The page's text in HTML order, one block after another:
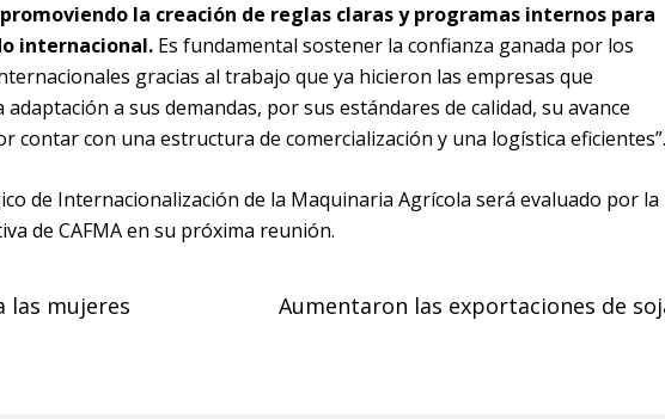
la creación de reglas claras y programas internos para
internacional.Es fundamental sostener la confianza ganada por los
gracias al trabajo que ya hicieron las empresas que
a sus demandas, por sus estándares de calidad, su avance
contar con una estructura de comercialización y una logística eficientes”.
de Internacionalización de la Maquinaria Agrícola será evaluado por la
de CAFMA en su próxima reunión.
las mujeres
Aumentaron las exportaciones de